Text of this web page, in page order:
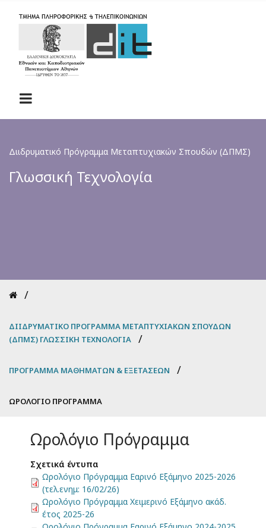
Διιδρυματικό Πρόγραμμα Μεταπτυχιακών Σπουδών (ΔΠΜΣ)
Γλωσσική Τεχνολογία
Breadcrumb
ΔΙΙΔΡΥΜΑΤΙΚΌ ΠΡΌΓΡΑΜΜΑ ΜΕΤΑΠΤΥΧΙΑΚΏΝ ΣΠΟΥΔΏΝ
(ΔΠΜΣ) ΓΛΩΣΣΙΚΉ ΤΕΧΝΟΛΟΓΊΑ
ΠΡΌΓΡΑΜΜΑ ΜΑΘΗΜΆΤΩΝ & ΕΞΕΤΆΣΕΩΝ
ΩΡΟΛΌΓΙΟ ΠΡΌΓΡΑΜΜΑ
Ωρολόγιο Πρόγραμμα
Σχετικά έντυπα
Ωρολόγιο Πρόγραμμα Εαρινό Εξάμηνο 2025-2026
(τελ.ενημ: 16/02/26)
Ωρολόγιο Πρόγραμμα Χειμερινό Εξάμηνο ακάδ.
έτος 2025-26